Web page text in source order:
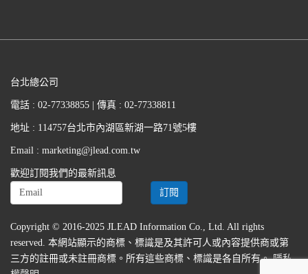
台北總公司
電話 : 02-77338855 | 傳真 : 02-77338811
地址 : 114757台北市內湖區新湖一路71號5樓
Email : marketing@jlead.com.tw
歡迎訂閱我們的最新訊息
Copyright © 2016-2025 JLEAD Information Co., Ltd. All rights
reserved. 本網站顯示的商標、標識是及其許可人或內容提供商或第
三方的註冊或未註冊商標。所有這些商標、標識是各自所有。隱私